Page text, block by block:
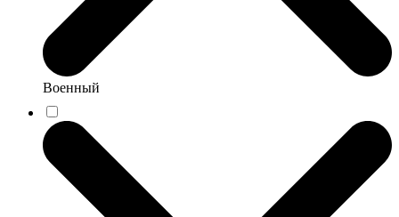
Военный